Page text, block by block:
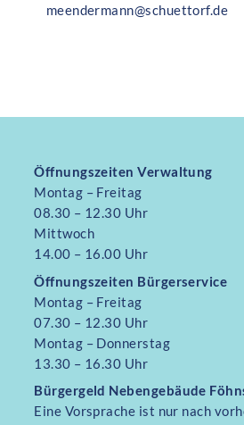
meendermann@schuettorf.de
Öffnungszeiten Verwaltung
Montag – Freitag
08.30 – 12.30 Uhr
Mittwoch
14.00 – 16.00 Uhr
Öffnungszeiten Bürgerservice
Montag – Freitag
07.30 – 12.30 Uhr
Montag – Donnerstag
13.30 – 16.30 Uhr
Bürgergeld Nebengebäude
Eine Vorsprache ist nur nach